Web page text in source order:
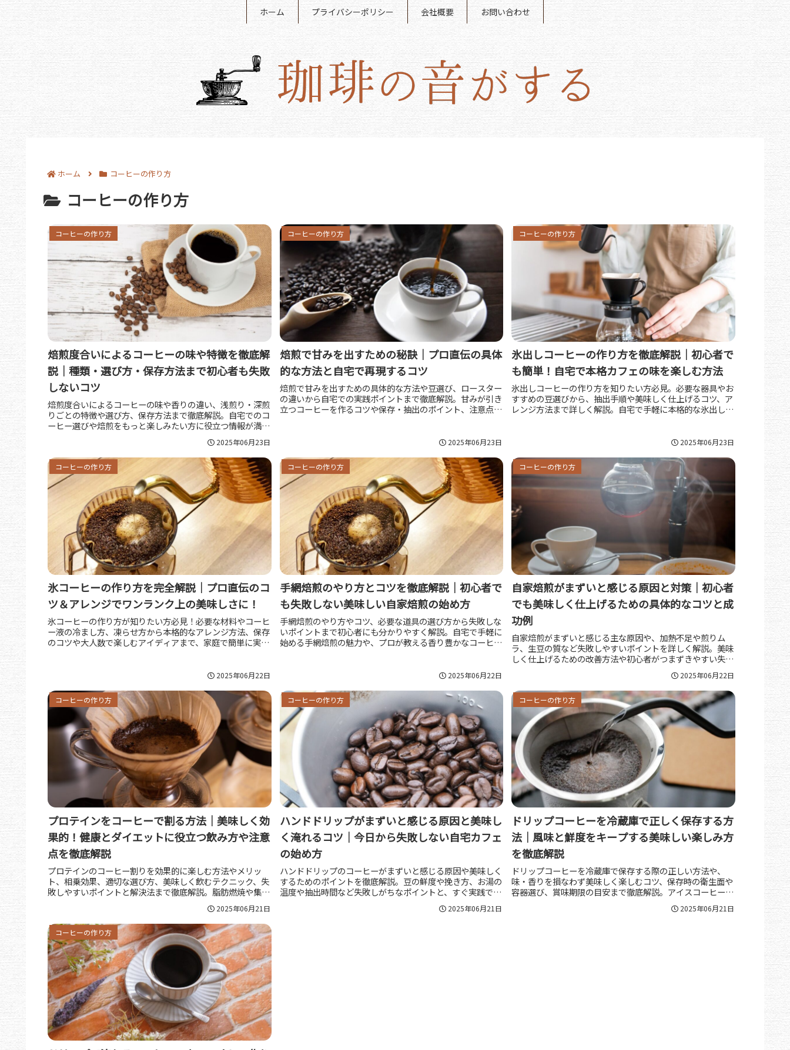
ホーム プライバシーポリシー 会社概要 お問い合わせ
ホーム コーヒーの作り方
コーヒーの作り方
コーヒーの作り方
焙煎度合いによるコーヒーの味や特徴を徹底解
説｜種類・選び方・保存方法まで初心者も失敗
しないコツ
焙煎度合いによるコーヒーの味や香りの違い、浅煎り・深煎
りごとの特徴や選び方、保存方法まで徹底解説。自宅でのコ
ーヒー選びや焙煎をもっと楽しみたい方に役立つ情報が満載
2025年06月23日
コーヒーの作り方
焙煎で甘みを出すための秘訣｜プロ直伝の具体
的な方法と自宅で再現するコツ
焙煎で甘みを出すための具体的な方法や豆選び、ロースター
の違いから自宅での実践ポイントまで徹底解説。甘みが引き
立つコーヒーを作るコツや保存・抽出のポイント、注意点も
2025年06月23日
コーヒーの作り方
氷出しコーヒーの作り方を徹底解説｜初心者で
も簡単！自宅で本格カフェの味を楽しむ方法
氷出しコーヒーの作り方を知りたい方必見。必要な器具やお
すすめの豆選びから、抽出手順や美味しく仕上げるコツ、ア
レンジ方法まで詳しく解説。自宅で手軽に本格的な氷出しコ
2025年06月23日
コーヒーの作り方
氷コーヒーの作り方を完全解説｜プロ直伝のコ
ツ＆アレンジでワンランク上の美味しさに！
氷コーヒーの作り方が知りたい方必見！必要な材料やコーヒ
ー液の冷まし方、凍らせ方から本格的なアレンジ方法、保存
のコツや大人数で楽しむアイディアまで、家庭で簡単に実践
2025年06月22日
コーヒーの作り方
手網焙煎のやり方とコツを徹底解説｜初心者で
も失敗しない美味しい自家焙煎の始め方
手網焙煎のやり方やコツ、必要な道具の選び方から失敗しな
いポイントまで初心者にも分かりやすく解説。自宅で手軽に
始める手網焙煎の魅力や、プロが教える香り豊かなコーヒー
2025年06月22日
コーヒーの作り方
自家焙煎がまずいと感じる原因と対策｜初心者
でも美味しく仕上げるための具体的なコツと成
功例
自家焙煎がまずいと感じる主な原因や、加熱不足や煎りム
ラ、生豆の質など失敗しやすいポイントを詳しく解説。美味
しく仕上げるための改善方法や初心者がつまずきやすい失敗
2025年06月22日
コーヒーの作り方
プロテインをコーヒーで割る方法｜美味しく効
果的！健康とダイエットに役立つ飲み方や注意
点を徹底解説
プロテインのコーヒー割りを効果的に楽しむ方法やメリッ
ト、相乗効果、適切な選び方、美味しく飲むテクニック、失
敗しやすいポイントと解決法まで徹底解説。脂肪燃焼や集中
2025年06月21日
コーヒーの作り方
ハンドドリップがまずいと感じる原因と美味し
く淹れるコツ｜今日から失敗しない自宅カフェ
の始め方
ハンドドリップのコーヒーがまずいと感じる原因や美味しく
するためのポイントを徹底解説。豆の鮮度や挽き方、お湯の
温度や抽出時間など失敗しがちなポイントと、すぐ実践でき
2025年06月21日
コーヒーの作り方
ドリップコーヒーを冷蔵庫で正しく保存する方
法｜風味と鮮度をキープする美味しい楽しみ方
を徹底解説
ドリップコーヒーを冷蔵庫で保存する際の正しい方法や、
味・香りを損なわず美味しく楽しむコツ、保存時の衛生面や
容器選び、賞味期限の目安まで徹底解説。アイスコーヒーや
2025年06月21日
コーヒーの作り方